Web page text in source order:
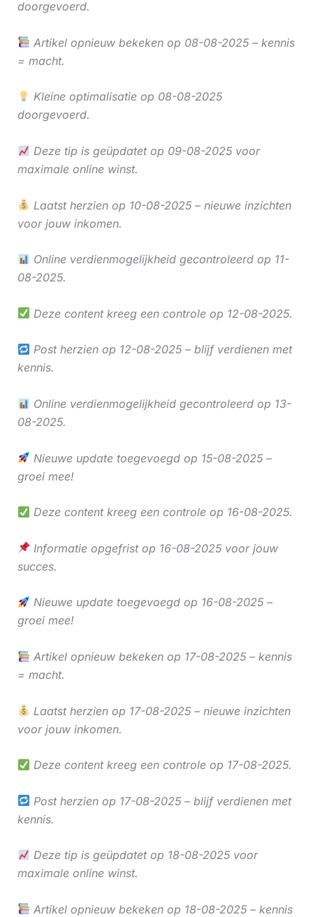
doorgevoerd.
Artikel opnieuw bekeken op 08-08-2025 – kennis
= macht.
Kleine optimalisatie op 08-08-2025
doorgevoerd.
Deze tip is geüpdatet op 09-08-2025 voor
maximale online winst.
Laatst herzien op 10-08-2025 – nieuwe inzichten
voor jouw inkomen.
Online verdienmogelijkheid gecontroleerd op 11-
08-2025.
Deze content kreeg een controle op 12-08-2025.
Post herzien op 12-08-2025 – blijf verdienen met
kennis.
Online verdienmogelijkheid gecontroleerd op 13-
08-2025.
Nieuwe update toegevoegd op 15-08-2025 –
groei mee!
Deze content kreeg een controle op 16-08-2025.
Informatie opgefrist op 16-08-2025 voor jouw
succes.
Nieuwe update toegevoegd op 16-08-2025 –
groei mee!
Artikel opnieuw bekeken op 17-08-2025 – kennis
= macht.
Laatst herzien op 17-08-2025 – nieuwe inzichten
voor jouw inkomen.
Deze content kreeg een controle op 17-08-2025.
Post herzien op 17-08-2025 – blijf verdienen met
kennis.
Deze tip is geüpdatet op 18-08-2025 voor
maximale online winst.
Artikel opnieuw bekeken op 18-08-2025 – kennis